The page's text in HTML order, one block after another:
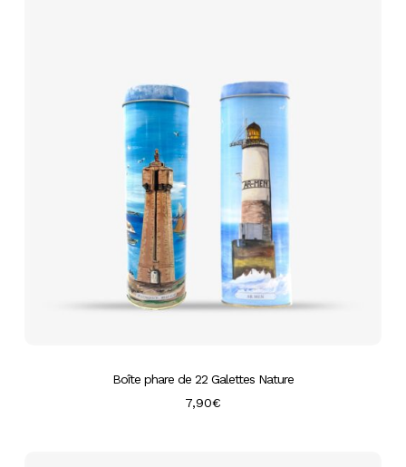
Boîte phare de 22 Galettes Nature
7,90€